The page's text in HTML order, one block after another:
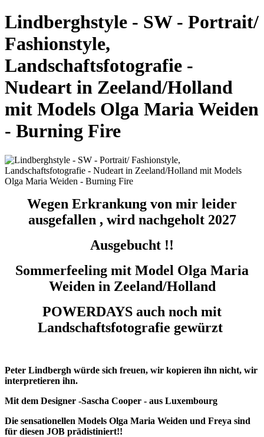
Lindberghstyle - SW - Portrait/
Fashionstyle,
Landschaftsfotografie -
Nudeart in Zeeland/Holland
mit Models Olga Maria Weiden
- Burning Fire
Wegen Erkrankung von mir leider
ausgefallen , wird nachgeholt 2027
Ausgebucht !!
Sommerfeeling mit Model Olga Maria
Weiden in Zeeland/Holland
POWERDAYS auch noch mit
Landschaftsfotografie gewürzt
Peter Lindbergh würde sich freuen, wir kopieren ihn nicht, wir
interpretieren ihn.
Mit dem Designer -Sascha Cooper - aus Luxembourg
Die sensationellen Models Olga Maria Weiden und Freya sind
für diesen JOB prädistiniert!!